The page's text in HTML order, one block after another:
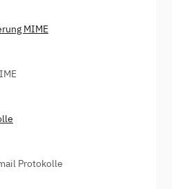
MIME
Protokolle